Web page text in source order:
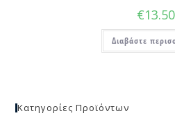
€13.50
Διαβάστε
Κατηγορίες Προϊόντων